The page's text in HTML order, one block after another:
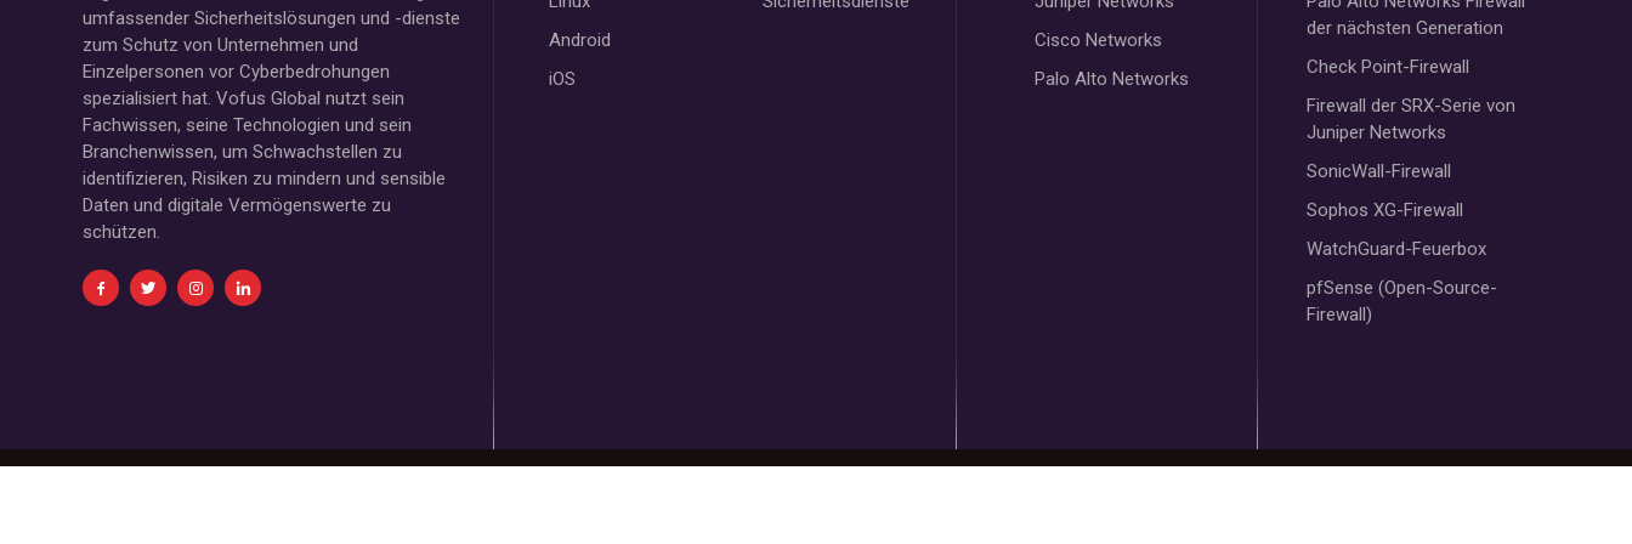
umfassender Sicherheitslösungen und -dienste
zum Schutz von Unternehmen und
Einzelpersonen vor Cyberbedrohungen
spezialisiert hat. Vofus Global nutzt sein
Fachwissen, seine Technologien und sein
Branchenwissen, um Schwachstellen zu
identifizieren, Risiken zu mindern und sensible
Daten und digitale Vermögenswerte zu
schützen.
Android
iOS
Cisco Networks
Palo Alto Networks
der nächsten Generation
Check Point-Firewall
Firewall der SRX-Serie von
Juniper Networks
SonicWall-Firewall
Sophos XG-Firewall
WatchGuard-Feuerbox
pfSense (Open-Source-
Firewall)